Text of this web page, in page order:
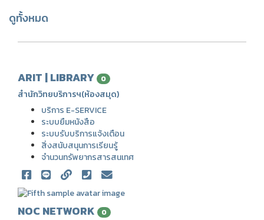
ดูทั้งหมด
ARIT | LIBRARY 0
สำนักวิทยบริการฯ(ห้องสมุด)
บริการ E-SERVICE
ระบบยืมหนังสือ
ระบบรับบริการแจ้งเตือน
สิ่งสนับสนุนการเรียนรู้
จำนวนทรัพยากรสารสนเทศ
NOC NETWORK 0